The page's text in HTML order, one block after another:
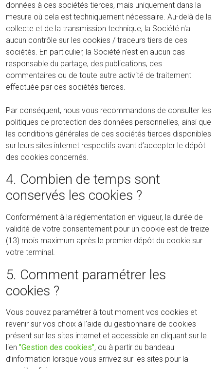
données à ces sociétés tierces, mais uniquement dans la
mesure où cela est techniquement nécessaire. Au-delà de la
collecte et de la transmission technique, la Société n'a
aucun contrôle sur les cookies / traceurs tiers de ces
sociétés. En particulier, la Société n’est en aucun cas
responsable du partage, des publications, des
commentaires ou de toute autre activité de traitement
effectuée par ces sociétés tierces.
Par conséquent, nous vous recommandons de consulter les
politiques de protection des données personnelles, ainsi que
les conditions générales de ces sociétés tierces disponibles
sur leurs sites internet respectifs avant d’accepter le dépôt
des cookies concernés.
4. Combien de temps sont
conservés les cookies ?
Conformément à la réglementation en vigueur, la durée de
validité de votre consentement pour un cookie est de treize
(13) mois maximum après le premier dépôt du cookie sur
votre terminal.
5. Comment paramétrer les
cookies ?
Vous pouvez paramétrer à tout moment vos cookies et
revenir sur vos choix à l’aide du gestionnaire de cookies
présent sur les sites internet et accessible en cliquant sur le
lien "Gestion des cookies", ou à partir du bandeau
d’information lorsque vous arrivez sur les sites pour la